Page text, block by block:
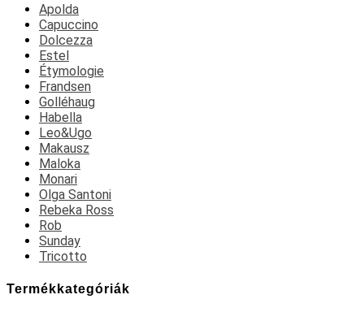
Apolda
Capuccino
Dolcezza
Estel
Étymologie
Frandsen
Golléhaug
Habella
Leo&Ugo
Makausz
Maloka
Monari
Olga Santoni
Rebeka Ross
Rob
Sunday
Tricotto
Termékkategóriák